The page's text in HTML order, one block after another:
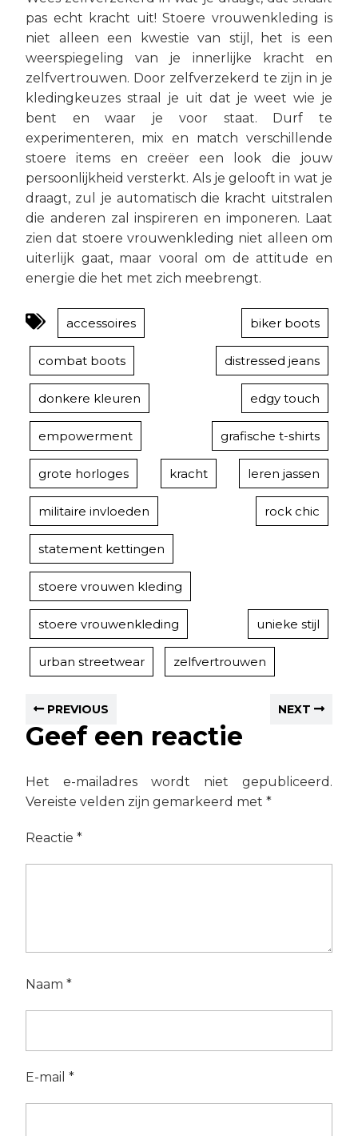
pas echt kracht uit! Stoere vrouwenkleding is
niet alleen een kwestie van stijl, het is een
weerspiegeling van je innerlijke kracht en
zelfvertrouwen. Door zelfverzekerd te zijn in je
kledingkeuzes straal je uit dat je weet wie je
bent en waar je voor staat. Durf te
experimenteren, mix en match verschillende
stoere items en creëer een look die jouw
persoonlijkheid versterkt. Als je gelooft in wat je
draagt, zul je automatisch die kracht uitstralen
die anderen zal inspireren en imponeren. Laat
zien dat stoere vrouwenkleding niet alleen om
uiterlijk gaat, maar vooral om de attitude en
energie die het met zich meebrengt.
accessoires biker boots
combat boots distressed jeans
donkere kleuren edgy touch
empowerment grafische t-shirts
grote horloges kracht leren jassen
militaire invloeden rock chic
statement kettingen
stoere vrouwen kleding
stoere vrouwenkleding unieke stijl
urban streetwear zelfvertrouwen
PREVIOUS NEXT
Geef een reactie
Het e-mailadres wordt niet gepubliceerd.
Vereiste velden zijn gemarkeerd met *
Reactie *
Naam *
E-mail *